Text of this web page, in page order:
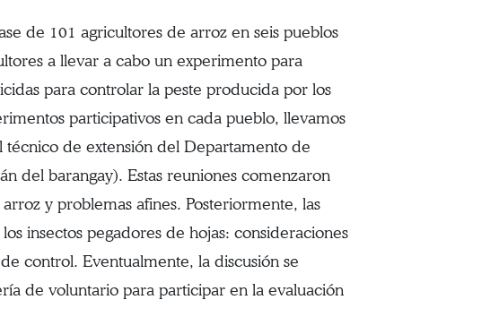
de 101 agricultores de arroz en seis pueblos
a llevar a cabo un experimento para
para controlar la peste producida por los
participativos en cada pueblo, llevamos
de extensión del Departamento de
del barangay). Estas reuniones comenzaron
y problemas afines. Posteriormente, las
insectos pegadores de hojas: consideraciones
control. Eventualmente, la discusión se
de voluntario para participar en la evaluación